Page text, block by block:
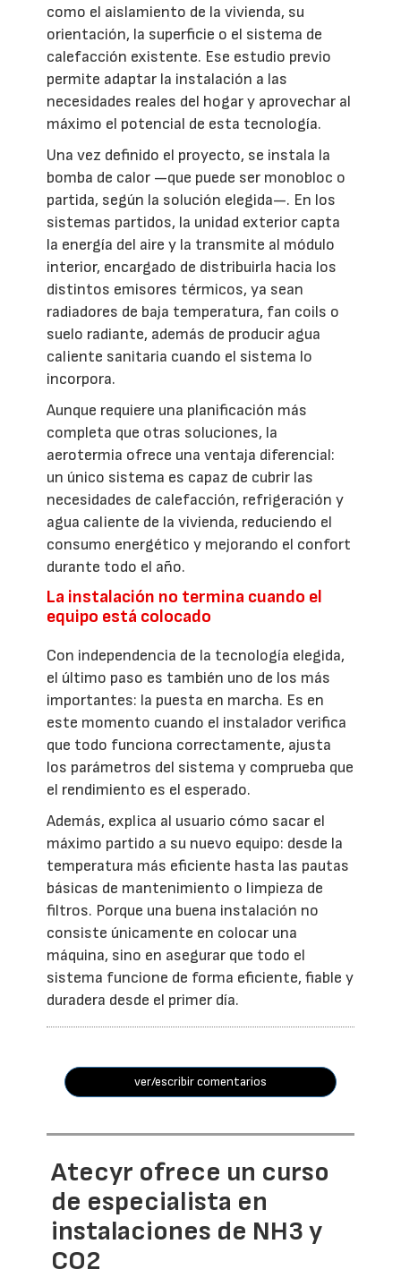
como el aislamiento de la vivienda, su
orientación, la superficie o el sistema de
calefacción existente. Ese estudio previo
permite adaptar la instalación a las
necesidades reales del hogar y aprovechar al
máximo el potencial de esta tecnología.
Una vez definido el proyecto, se instala la
bomba de calor —que puede ser monobloc o
partida, según la solución elegida—. En los
sistemas partidos, la unidad exterior capta
la energía del aire y la transmite al módulo
interior, encargado de distribuirla hacia los
distintos emisores térmicos, ya sean
radiadores de baja temperatura, fan coils o
suelo radiante, además de producir agua
caliente sanitaria cuando el sistema lo
incorpora.
Aunque requiere una planificación más
completa que otras soluciones, la
aerotermia ofrece una ventaja diferencial:
un único sistema es capaz de cubrir las
necesidades de calefacción, refrigeración y
agua caliente de la vivienda, reduciendo el
consumo energético y mejorando el confort
durante todo el año.
La instalación no termina cuando el
equipo está colocado
Con independencia de la tecnología elegida,
el último paso es también uno de los más
importantes: la puesta en marcha. Es en
este momento cuando el instalador verifica
que todo funciona correctamente, ajusta
los parámetros del sistema y comprueba que
el rendimiento es el esperado.
Además, explica al usuario cómo sacar el
máximo partido a su nuevo equipo: desde la
temperatura más eficiente hasta las pautas
básicas de mantenimiento o limpieza de
filtros. Porque una buena instalación no
consiste únicamente en colocar una
máquina, sino en asegurar que todo el
sistema funcione de forma eficiente, fiable y
duradera desde el primer día.
ver/escribir comentarios
Atecyr ofrece un curso
de especialista en
instalaciones de NH3 y
CO2